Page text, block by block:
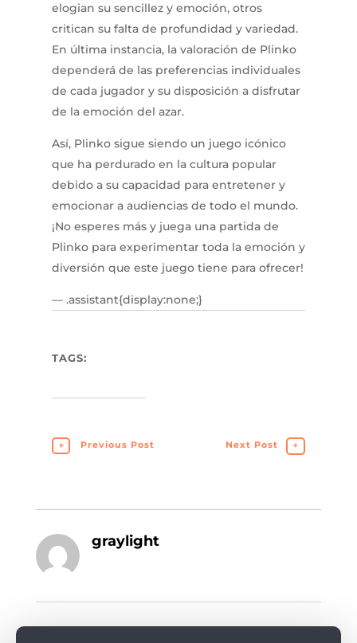
elogian su sencillez y emoción, otros
critican su falta de profundidad y variedad.
En última instancia, la valoración de Plinko
dependerá de las preferencias individuales
de cada jugador y su disposición a disfrutar
de la emoción del azar.
Así, Plinko sigue siendo un juego icónico
que ha perdurado en la cultura popular
debido a su capacidad para entretener y
emocionar a audiencias de todo el mundo.
¡No esperes más y juega una partida de
Plinko para experimentar toda la emoción y
diversión que este juego tiene para ofrecer!
— .assistant{display:none;}
TAGS:
← Previous Post Next Post →
graylight